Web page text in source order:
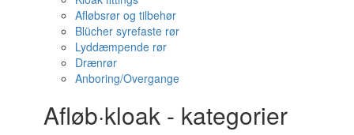
Afløbsrør og tilbehør
Blücher syrefaste rør
Lyddæmpende rør
Drænrør
Anboring/Overgange
Afløb·kloak - kategorier